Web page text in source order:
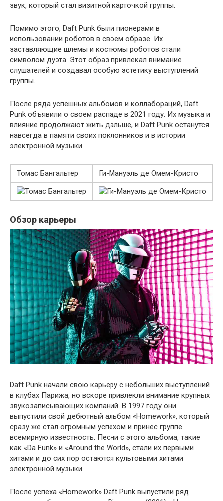
звук, который стал визитной карточкой группы.
Помимо этого, Daft Punk были пионерами в
использовании роботов в своем образе. Их
заставляющие шлемы и костюмы роботов стали
символом дуэта. Этот образ привлекал внимание
слушателей и создавал особую эстетику выступлений
группы.
После ряда успешных альбомов и коллабораций, Daft
Punk объявили о своем распаде в 2021 году. Их музыка и
влияние продолжают жить дальше, и Daft Punk останутся
навсегда в памяти своих поклонников и в истории
электронной музыки.
Томас Бангальтер Ги-Мануэль де Омем-Кристо
Обзор карьеры
Daft Punk начали свою карьеру с небольших выступлений
в клубах Парижа, но вскоре привлекли внимание крупных
звукозаписывающих компаний. В 1997 году они
выпустили свой дебютный альбом «Homework», который
сразу же стал огромным успехом и принес группе
всемирную известность. Песни с этого альбома, такие
как «Da Funk» и «Around the World», стали их первыми
хитами и до сих пор остаются культовыми хитами
электронной музыки.
После успеха «Homework» Daft Punk выпустили ряд